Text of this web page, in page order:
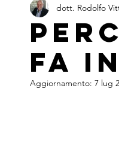
fa
dott. Rodolfo
Aggiornamento: 7 lug